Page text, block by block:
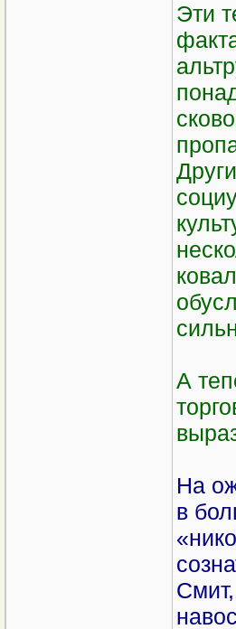
Эти
А
На
в